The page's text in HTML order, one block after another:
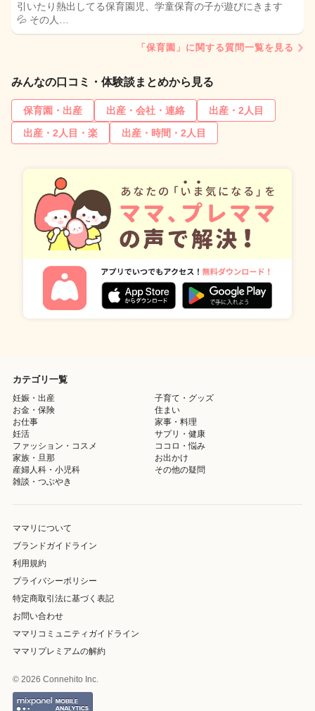
引いたり熱出してる保育園児、学童保育の子が遊びにきます
💦 その人…
「保育園」に関する質問一覧を見る
みんなの口コミ・体験談まとめから見る
保育園・出産 出産・会社・連絡
出産・2人目
出産・2人目・楽
出産・時間・2人目
カテゴリ一覧
妊娠・出産
子育て・グッズ
お金・保険
住まい
お仕事
家事・料理
妊活
サプリ・健康
ファッション・コスメ
ココロ・悩み
家族・旦那
お出かけ
産婦人科・小児科
その他の疑問
雑談・つぶやき
ママリについて
ブランドガイドライン
利用規約
プライバシーポリシー
特定商取引法に基づく表記
お問い合わせ
ママリコミュニティガイドライン
ママリプレミアムの解約
© 2026 Connehito Inc.